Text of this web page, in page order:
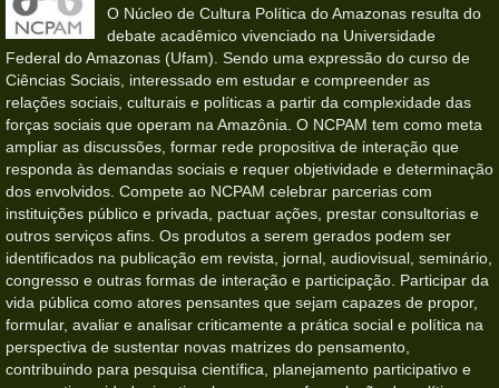
O Núcleo de Cultura Política do Amazonas resulta do
debate acadêmico vivenciado na Universidade
Federal do Amazonas (Ufam). Sendo uma expressão do curso de
Ciências Sociais, interessado em estudar e compreender as
relações sociais, culturais e políticas a partir da complexidade das
forças sociais que operam na Amazônia. O NCPAM tem como meta
ampliar as discussões, formar rede propositiva de interação que
responda às demandas sociais e requer objetividade e determinação
dos envolvidos. Compete ao NCPAM celebrar parcerias com
instituições público e privada, pactuar ações, prestar consultorias e
outros serviços afins. Os produtos a serem gerados podem ser
identificados na publicação em revista, jornal, audiovisual, seminário,
congresso e outras formas de interação e participação. Participar da
vida pública como atores pensantes que sejam capazes de propor,
formular, avaliar e analisar criticamente a prática social e política na
perspectiva de sustentar novas matrizes do pensamento,
contribuindo para pesquisa científica, planejamento participativo e